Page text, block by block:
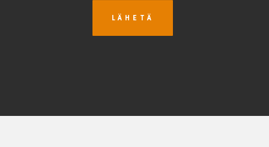
LÄHETÄ